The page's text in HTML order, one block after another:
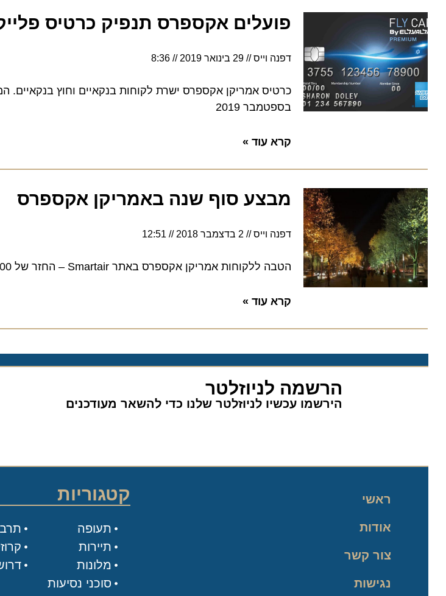
פועלים אקספרס תנפיק כרטיס
דפנה וייס 29 בינואר 2019 8:36
כרטיס אמריקן אקספרס ישרת לקוחות בנקאיים וחוץ בנקאיים.
בספטמבר 2019
קרא עוד »
מבצע סוף שנה באמריקן אקספרס
דפנה וייס 2 בדצמבר 2018 12:51
הטבה ללקוחות אמריקן אקספרס באתר Smartair – החזר של 100 דולר
קרא עוד »
הרשמה לניוזלטר
הירשמו עכשיו לניוזלטר שלנו כדי להשאר מעודכנים
ראשי
אודות
צור קשר
נגישות
קטגוריות
תעופה
תיירות
מלונות
סוכני נסיעות
תרבות
קרוזים
דרושים